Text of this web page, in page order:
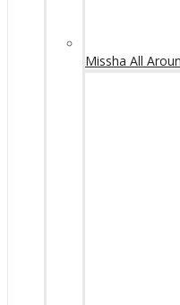
Missha All